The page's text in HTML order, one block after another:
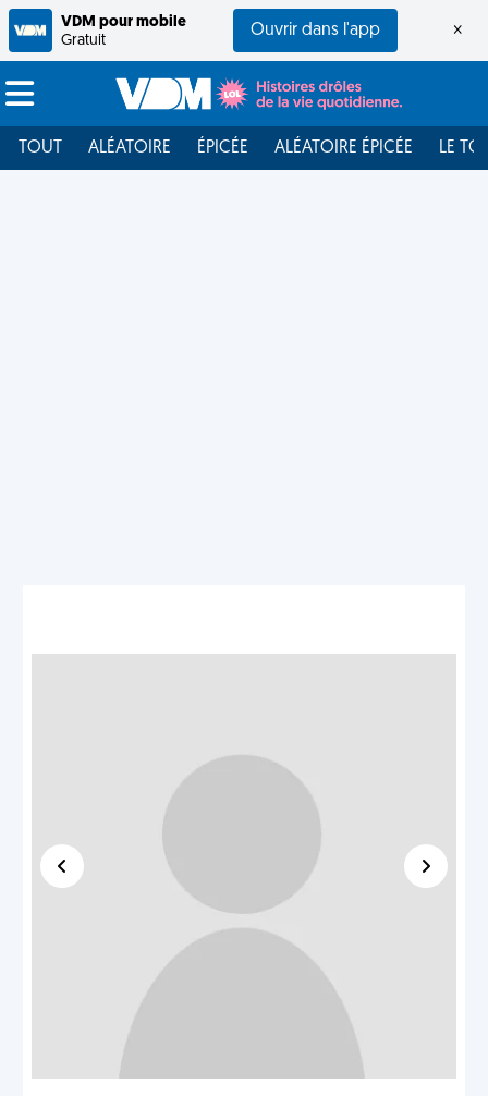
VDM pour mobile
Gratuit
Ouvrir dans l'app ×
TOUT ALÉATOIRE ÉPICÉE ALÉATOIRE ÉPICÉE LE